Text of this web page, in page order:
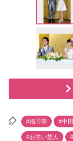
#福田萌 #中
#お笑い芸人